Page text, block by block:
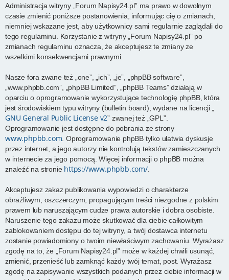
Administracja witryny „Forum Napisy24.pl” ma prawo w dowolnym
czasie zmienić poniższe postanowienia, informując cię o zmianach,
niemniej wskazane jest, aby użytkownicy sami regularnie zaglądali do
tego regulaminu. Korzystanie z witryny „Forum Napisy24.pl” po
zmianach regulaminu oznacza, że akceptujesz te zmiany ze
wszelkimi konsekwencjami prawnymi.
Nasze fora zwane też „one”, „ich”, „je”, „phpBB software”,
„www.phpbb.com”, „phpBB Limited”, „phpBB Teams” działają w
oparciu o oprogramowanie wykorzystujące technologię phpBB, która
jest środowiskiem typu witryny (bulletin board), wydane na licencji „
GNU General Public License v2” zwanej też „GPL”.
Oprogramowanie jest dostępne do pobrania ze strony
www.phpbb.com . Oprogramowanie phpBB tylko ułatwia dyskusje
przez internet, a jego autorzy nie kontrolują tekstów zamieszczanych
w internecie za jego pomocą. Więcej informacji o phpBB można
znaleźć na stronie https://www.phpbb.com/.
Akceptujesz zakaz publikowania wypowiedzi o charakterze
obraźliwym, oszczerczym, propagującym treści niezgodne z polskim
prawem lub naruszającym cudze prawa autorskie i dobra osobiste.
Naruszenie tego zakazu może skutkować dla ciebie całkowitym
zablokowaniem dostępu do tej witryny, a twój dostawca internetu
zostanie powiadomiony o twoim niewłaściwym zachowaniu. Wyrażasz
zgodę na to, że „Forum Napisy24.pl” może w każdej chwili usunąć,
zmienić, przenieść lub zamknąć każdy twój temat, post. Wyrażasz
zgodę na zapisywanie wszystkich podanych przez ciebie informacji w